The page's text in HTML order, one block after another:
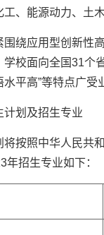
工、能源动力、土
围绕应用型创新性
学校面向全国31个
水平高”等特点广受
计划及招生专业
将按照中华人民共
年招生专业如下：